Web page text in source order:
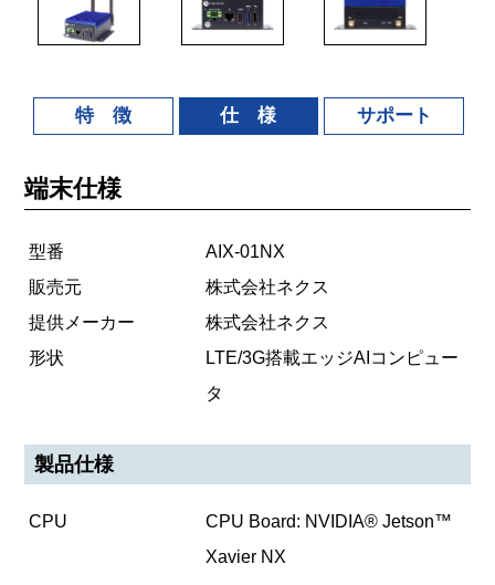
特 徴 仕 様 サポート
端末仕様
型番
AIX-01NX
販売元
株式会社ネクス
提供メーカー
株式会社ネクス
形状
LTE/3G搭載エッジAIコンピュー
タ
製品仕様
CPU
CPU Board: NVIDIA® Jetson™
Xavier NX